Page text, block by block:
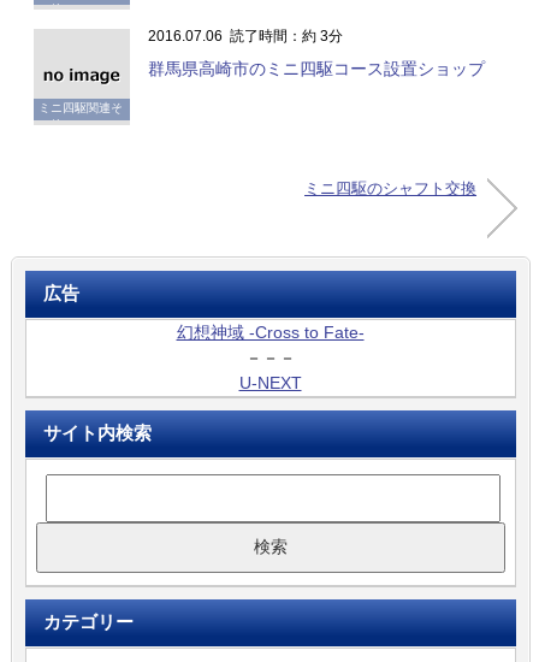
の他
ミニ四駆関連そ
の他
2016.07.06 読了時間：約 3分
群馬県高崎市のミニ四駆コース設置ショップ
ミニ四駆のシャフト交換
広告
幻想神域 -Cross to Fate-
－－－
U-NEXT
サイト内検索
カテゴリー